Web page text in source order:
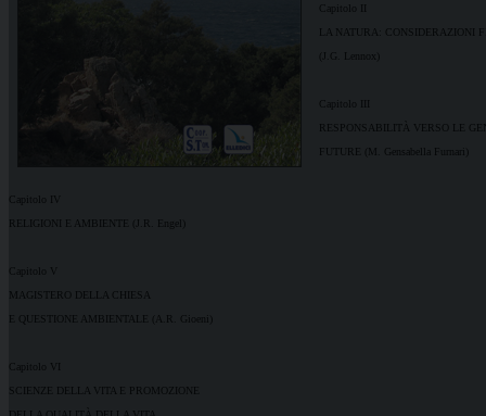
Capitolo II
LA NATURA: CONSIDERAZIONI
(J.G. Lennox)
Capitolo III
RESPONSABILITÀ VERSO LE
FUTURE (M. Gensabella Furnari)
Capitolo IV
RELIGIONI E AMBIENTE (J.R. Engel)
Capitolo V
MAGISTERO DELLA CHIESA
E QUESTIONE AMBIENTALE (A.R. Gioeni)
Capitolo VI
SCIENZE DELLA VITA E PROMOZIONE